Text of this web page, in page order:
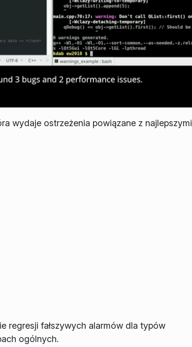
wydaje ostrzeżenia powiązane z najlepszymi
regresji fałszywych alarmów dla typów
ogólnych.